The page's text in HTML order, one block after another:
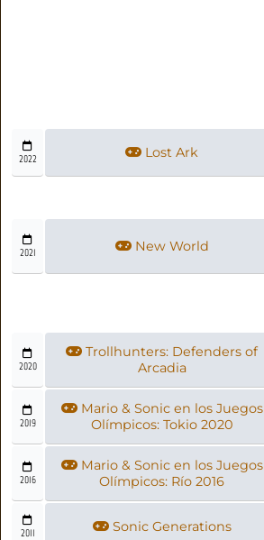
2022 Lost Ark
2021 New World
2020
Trollhunters: Defenders of
Arcadia
2019
Mario & Sonic en los Juegos
Olímpicos: Tokio 2020
2016
Mario & Sonic en los Juegos
Olímpicos: Río 2016
2011 Sonic Generations